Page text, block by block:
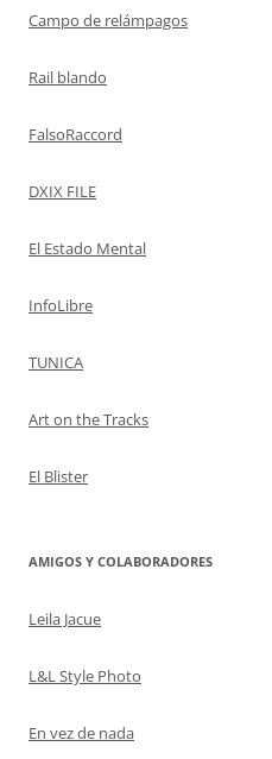
Campo de relámpagos
Rail blando
FalsoRaccord
DXIX FILE
El Estado Mental
InfoLibre
TUNICA
Art on the Tracks
El Blister
AMIGOS Y COLABORADORES
Leila Jacue
L&L Style Photo
En vez de nada